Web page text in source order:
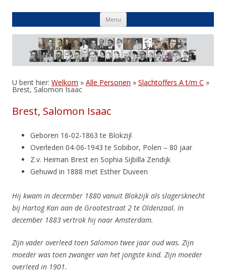
Menu Skip
content
U bent hier: Welkom » Alle Personen » Slachtoffers A t/m C »
Brest, Salomon Isaac
Brest, Salomon Isaac
Geboren 16-02-1863 te Blokzijl
Overleden 04-06-1943 te Sobibor, Polen – 80 jaar
Z.v. Heiman Brest en Sophia Sijbilla Zendijk
Gehuwd in 1888 met Esther Duveen
Hij kwam in december 1880 vanuit Blokzijk als slagersknecht
bij Hartog Kan aan de Grootestraat 2 te Oldenzaal. In
december 1883 vertrok hij naar Amsterdam.
Zijn vader overleed toen Salomon twee jaar oud was. Zijn
moeder was toen zwanger van het jongste kind. Zijn moeder
overleed in 1901.